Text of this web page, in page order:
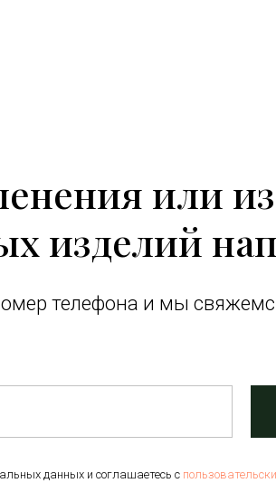
или
изделий
телефона и мы
данных и соглашаетесь c